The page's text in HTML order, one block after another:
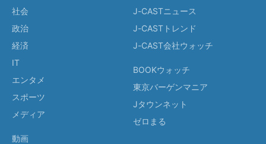
社会
政治
経済
IT
エンタメ
スポーツ
メディア
動画
J-CASTニュース
J-CASTトレンド
J-CAST会社ウォッチ
BOOKウォッチ
東京バーゲンマニア
Jタウンネット
ゼロまる